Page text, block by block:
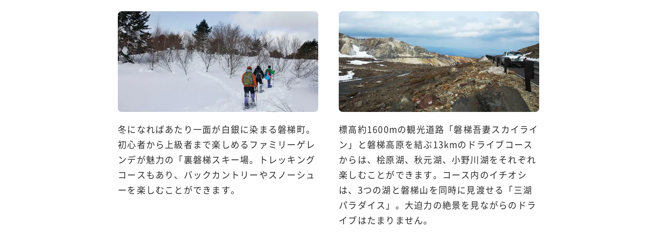
冬になればあたり一面が白銀に染まる磐梯町。
初心者から上級者まで楽しめるファミリーゲレ
ンデが魅力の「裏磐梯スキー場。トレッキング
コースもあり、バックカントリーやスノーシュ
ーを楽しむことができます。
標高約1600mの観光道路「磐梯吾妻スカイライ
ン」と磐梯高原を結ぶ13kmのドライブコース
からは、桧原湖、秋元湖、小野川湖をそれぞれ
楽しむことができます。コース内のイチオシ
は、3つの湖と磐梯山を同時に見渡せる「三湖
パラダイス」。大迫力の絶景を見ながらのドラ
イブはたまりません。